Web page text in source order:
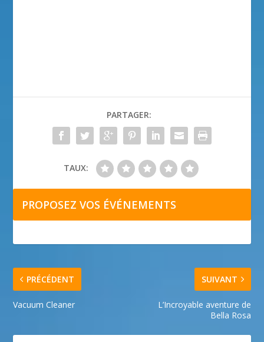
PARTAGER:
TAUX:
PROPOSEZ VOS ÉVÉNEMENTS
PRÉCÉDENT
Vacuum Cleaner
SUIVANT
L’Incroyable aventure de
Bella Rosa